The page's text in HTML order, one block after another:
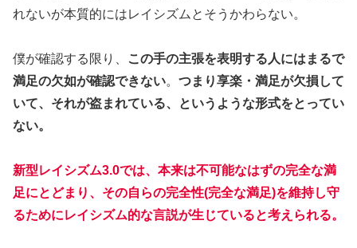
れないが本質的にはレイシズムとそうかわらない。
僕が確認する限り、
この手の主張を表明する人にはまるで
満足の欠如が確認できない。 つまり享楽・満足が欠損して
いて、それが盗まれている、というような形式をとってい
ない。
新型レイシズム3.0では、本来は不可能なはずの完全な満
足にとどまり、その自らの完全性(完全な満足)を維持し守
るためにレイシズム的な言説が生じていると考えられる。